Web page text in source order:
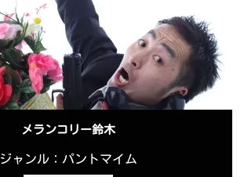
メランコリー鈴木
ジャンル：パントマイム